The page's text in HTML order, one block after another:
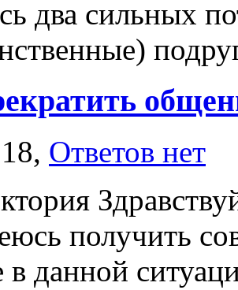
два сильных
Ответов нет
получить
данной